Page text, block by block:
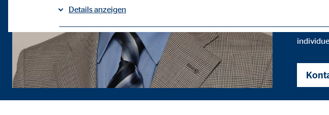
Das
bis ins
Details anzeigen
Notwendige Cookies
Notwendige Cookies ermöglichen grundlegende Funktionen und sind für die
Funktion der Webseite einschränken.
Impressum Datenschutz